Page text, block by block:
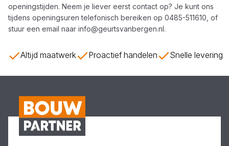
openingstijden. Neem je liever eerst contact op? Je kunt ons
tijdens openingsuren telefonisch bereiken op 0485-511610 , of
stuur een email naar info@geurtsvanbergen.nl.
Altijd maatwerk Proactief handelen Snelle levering